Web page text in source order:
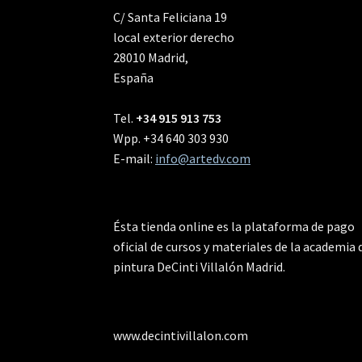
C/ Santa Feliciana 19
local exterior derecho
28010 Madrid,
España
Tel. +34 915 913 753
Wpp. +34 640 303 930
E-mail: info@artedv.com
Ésta tienda online es la plataforma de pago
oficial de cursos y materiales de la academia
pintura DeCinti Villalón Madrid.
www.decintivillalon.com